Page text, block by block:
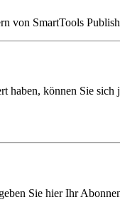
von SmartTools
haben, können Sie sich
Sie hier Ihr